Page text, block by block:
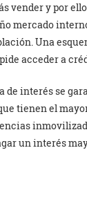
vender y por
mercado
Una
acceder a
de interés se
tienen el
un interés